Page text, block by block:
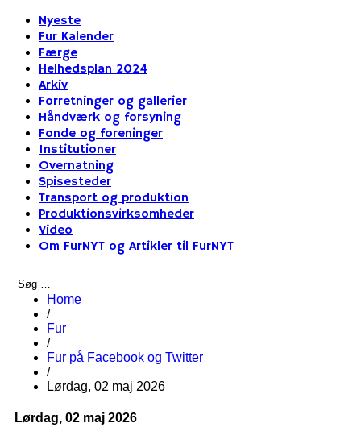
Nyeste
Fur Kalender
Færge
Helhedsplan 2024
Arkiv
Forretninger og gallerier
Håndværk og forsyning
Fonde og foreninger
Institutioner
Overnatning
Spisesteder
Transport og produktion
Produktionsvirksomheder
Video
Om FurNYT og Artikler til FurNYT
Home
/
Fur
/
Fur på Facebook og Twitter
/
Lørdag, 02 maj 2026
Lørdag, 02 maj 2026